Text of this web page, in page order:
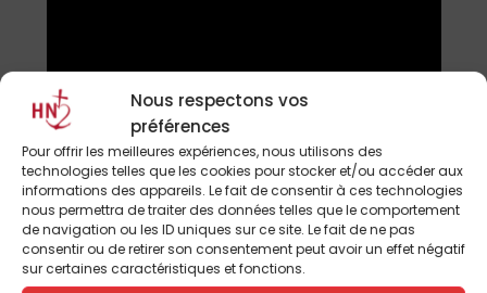
Nous respectons vos
préférences
Pour offrir les meilleures expériences, nous utilisons des
technologies telles que les cookies pour stocker et/ou accéder aux
informations des appareils. Le fait de consentir à ces technologies
nous permettra de traiter des données telles que le comportement
de navigation ou les ID uniques sur ce site. Le fait de ne pas
consentir ou de retirer son consentement peut avoir un effet négatif
sur certaines caractéristiques et fonctions.